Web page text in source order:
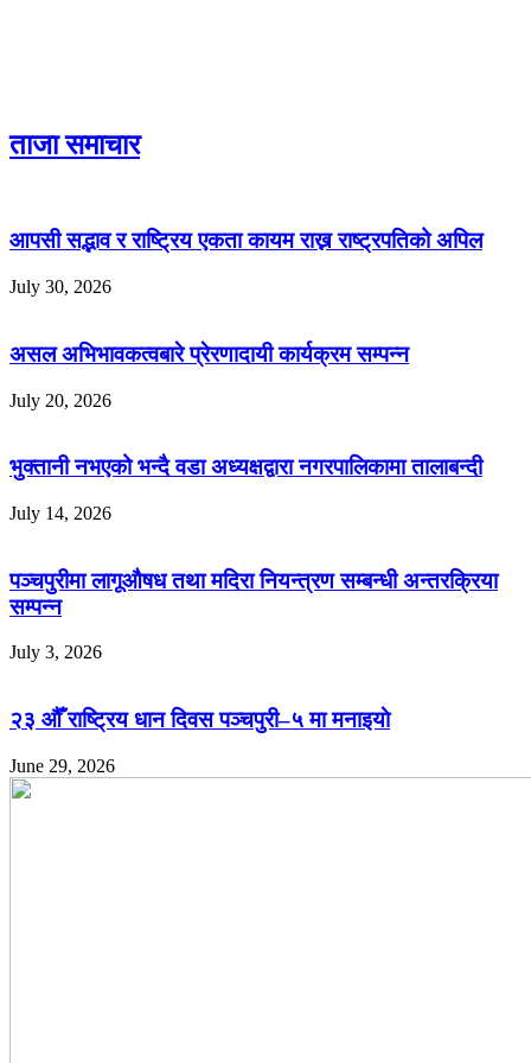
ताजा समाचार
आपसी सद्भाव र राष्ट्रिय एकता कायम राख्न राष्ट्रपतिको अपिल
July 30, 2026
असल अभिभावकत्वबारे प्रेरणादायी कार्यक्रम सम्पन्न
July 20, 2026
भुक्तानी नभएको भन्दै वडा अध्यक्षद्वारा नगरपालिकामा तालाबन्दी
July 14, 2026
पञ्चपुरीमा लागूऔषध तथा मदिरा नियन्त्रण सम्बन्धी अन्तरक्रिया
सम्पन्न
July 3, 2026
२३ औँ राष्ट्रिय धान दिवस पञ्चपुरी–५ मा मनाइयाे
June 29, 2026